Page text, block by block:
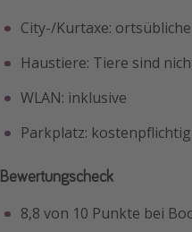
City-/Kurtaxe:
Haustiere: Tiere sind
WLAN: inklusive
Parkplatz:
Bewertungscheck
8,8 von 10 Punkte bei